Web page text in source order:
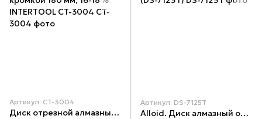
Артикул: CT-3004
Диск отрезной алмазный со сплошной кромкой 180 мм, 16-18% INTERTOOL CT-3004
Артикул: DS-7125T
Alloid. Диск алмазный отрезной Turbo 125 мм (DS-7125T)